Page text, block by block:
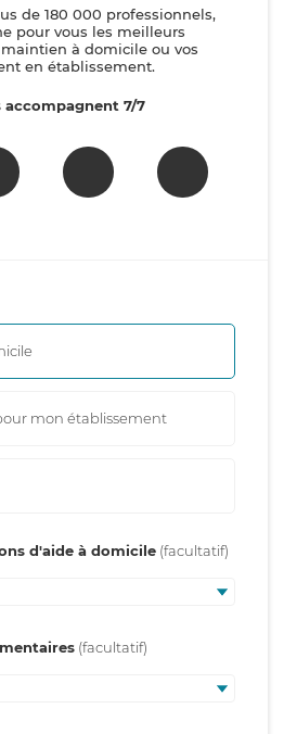
de 180 000 professionnels,
pour vous les meilleurs
à domicile ou vos
en établissement.
accompagnent 7/7
mon établissement
d'aide à domicile